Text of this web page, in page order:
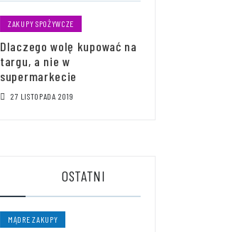
ZAKUPY SPOŻYWCZE
Dlaczego wolę kupować na
targu, a nie w
supermarkecie
27 LISTOPADA 2019
OSTATNI
MĄDRE ZAKUPY